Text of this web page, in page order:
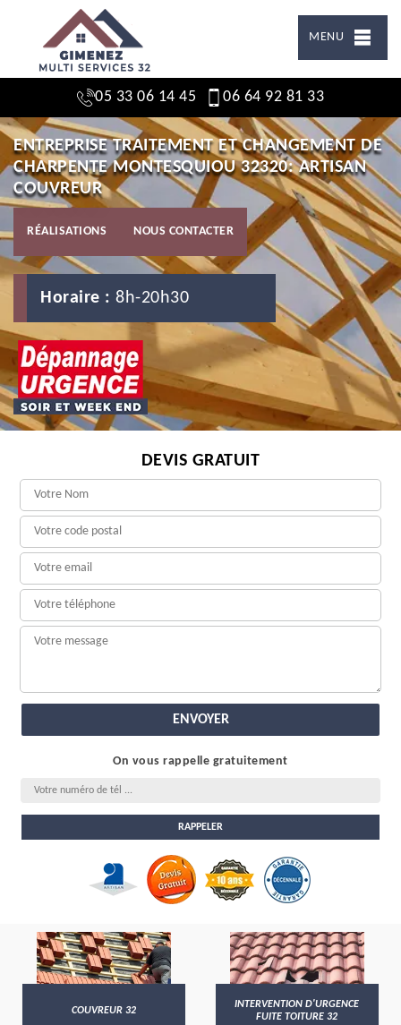
MENU
05 33 06 14 45 06 64 92 81 33
ENTREPRISE TRAITEMENT ET CHANGEMENT DE
CHARPENTE MONTESQUIOU 32320: ARTISAN
COUVREUR
RÉALISATIONS NOUS CONTACTER
Horaire : 8h-20h30
DEVIS GRATUIT
On vous rappelle gratuitement
COUVREUR 32
INTERVENTION D'URGENCE
FUITE TOITURE 32